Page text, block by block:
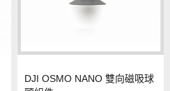
DJI OSMO NANO 雙向磁吸球